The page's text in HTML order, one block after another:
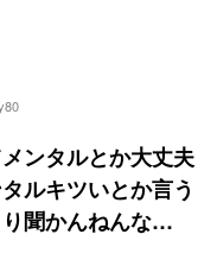
ンタルとか大丈夫
ルキツいとか言う
聞かんねんな…